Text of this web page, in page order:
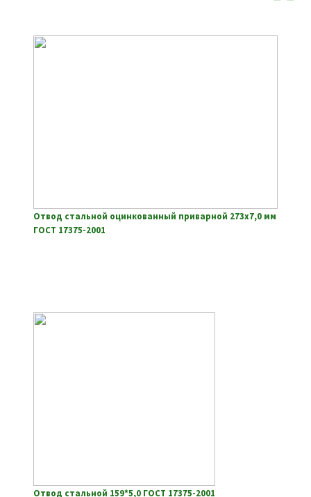
Отвод стальной оцинкованный приварной 273х7,0 мм
ГОСТ 17375-2001
Отвод стальной 159*5,0 ГОСТ 17375-2001